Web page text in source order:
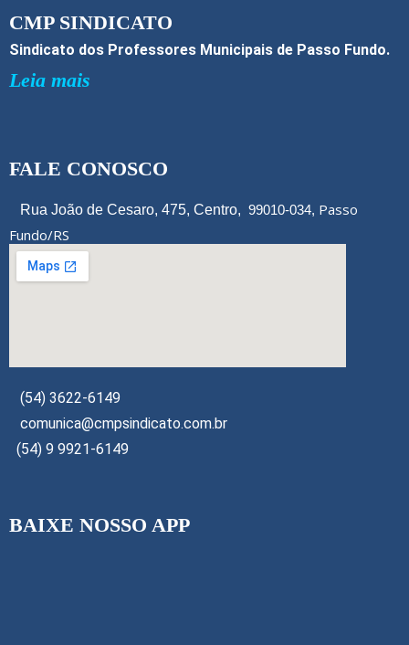
o
k
CMP SINDICATO
Sindicato dos Professores Municipais de Passo Fundo.
Leia mais
FALE CONOSCO
Rua João de Cesaro, 475, Centro, 99010-034, Passo
Fundo/RS
(54) 3622-6149
comunica@cmpsindicato.com.br
(54) 9 9921-6149
BAIXE NOSSO APP